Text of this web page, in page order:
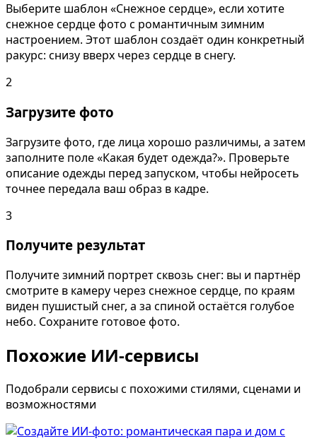
Выберите шаблон «Снежное сердце», если хотите
снежное сердце фото с романтичным зимним
настроением. Этот шаблон создаёт один конкретный
ракурс: снизу вверх через сердце в снегу.
2
Загрузите фото
Загрузите фото, где лица хорошо различимы, а затем
заполните поле «Какая будет одежда?». Проверьте
описание одежды перед запуском, чтобы нейросеть
точнее передала ваш образ в кадре.
3
Получите результат
Получите зимний портрет сквозь снег: вы и партнёр
смотрите в камеру через снежное сердце, по краям
виден пушистый снег, а за спиной остаётся голубое
небо. Сохраните готовое фото.
Похожие ИИ-сервисы
Подобрали сервисы с похожими стилями, сценами и
возможностями